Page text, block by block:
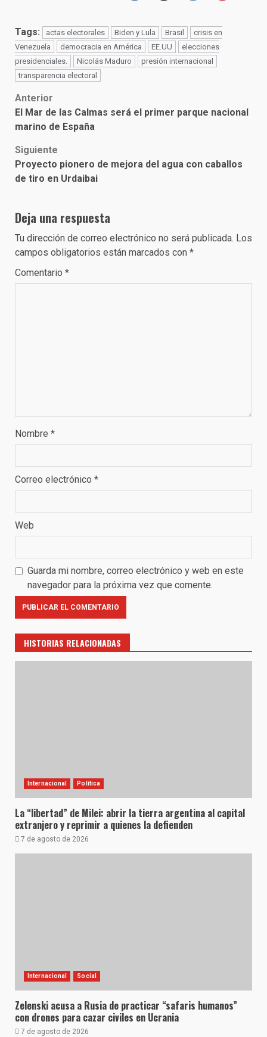
Tags: actas electorales Biden y Lula Brasil
crisis en
Venezuela
democracia en América EE.UU
elecciones
presidenciales.
Nicolás Maduro
presión internacional
transparencia electoral
Post
navigation
Anterior
El Mar de las Calmas será el primer parque nacional
marino de España
Siguiente
Proyecto pionero de mejora del agua con caballos
de tiro en Urdaibai
Deja una respuesta
Tu dirección de correo electrónico no será publicada. Los
campos obligatorios están marcados con *
Comentario *
Nombre *
Correo electrónico *
Web
Guarda mi nombre, correo electrónico y web en este
navegador para la próxima vez que comente.
HISTORIAS RELACIONADAS
Internacional Política
La “libertad” de Milei: abrir la tierra argentina al capital
extranjero y reprimir a quienes la defienden
7 de agosto de 2026
Internacional Social
Zelenski acusa a Rusia de practicar “safaris humanos”
con drones para cazar civiles en Ucrania
7 de agosto de 2026